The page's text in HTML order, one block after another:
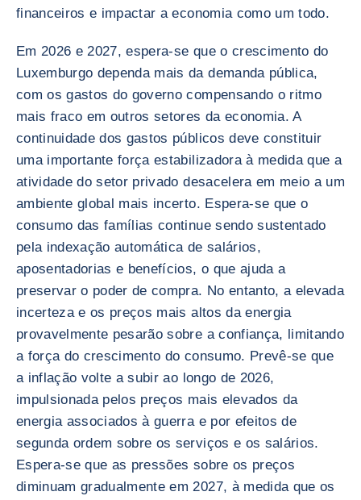
financeiros e impactar a economia como um todo.
Em 2026 e 2027, espera-se que o crescimento do
Luxemburgo dependa mais da demanda pública,
com os gastos do governo compensando o ritmo
mais fraco em outros setores da economia. A
continuidade dos gastos públicos deve constituir
uma importante força estabilizadora à medida que a
atividade do setor privado desacelera em meio a um
ambiente global mais incerto. Espera-se que o
consumo das famílias continue sendo sustentado
pela indexação automática de salários,
aposentadorias e benefícios, o que ajuda a
preservar o poder de compra. No entanto, a elevada
incerteza e os preços mais altos da energia
provavelmente pesarão sobre a confiança, limitando
a força do crescimento do consumo. Prevê-se que
a inflação volte a subir ao longo de 2026,
impulsionada pelos preços mais elevados da
energia associados à guerra e por efeitos de
segunda ordem sobre os serviços e os salários.
Espera-se que as pressões sobre os preços
diminuam gradualmente em 2027, à medida que os